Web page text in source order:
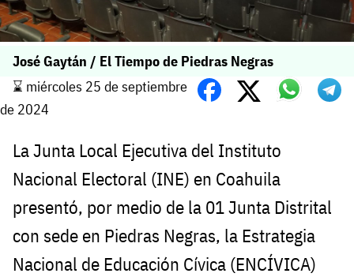
José Gaytán / El Tiempo de Piedras Negras
⌛️ miércoles 25 de septiembre
de 2024
La Junta Local Ejecutiva del Instituto
Nacional Electoral (INE) en Coahuila
presentó, por medio de la 01 Junta Distrital
con sede en Piedras Negras, la Estrategia
Nacional de Educación Cívica (ENCÍVICA)